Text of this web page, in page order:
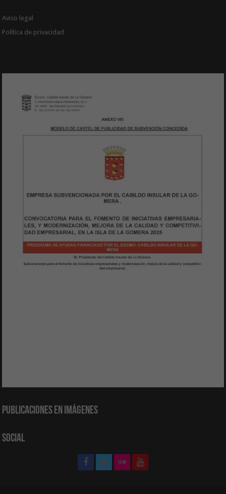
Aviso legal
Política de privacidad
Publicaciones en Imágenes
Social